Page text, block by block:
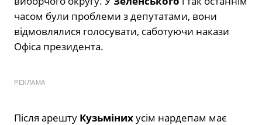
часом були проблеми з депутатами, вони
відмовлялися голосувати, саботуючи накази
Офіса президента.
РЕКЛАМА
Після арешту Кузьмінихусім нардепам має